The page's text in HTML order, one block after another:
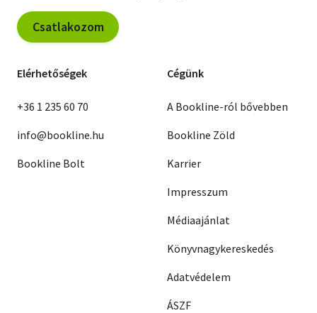
Csatlakozom
Elérhetőségek
+36 1 235 60 70
info@bookline.hu
Bookline Bolt
Cégünk
A Bookline-ról bővebben
Bookline Zöld
Karrier
Impresszum
Médiaajánlat
Könyvnagykereskedés
Adatvédelem
ÁSZF